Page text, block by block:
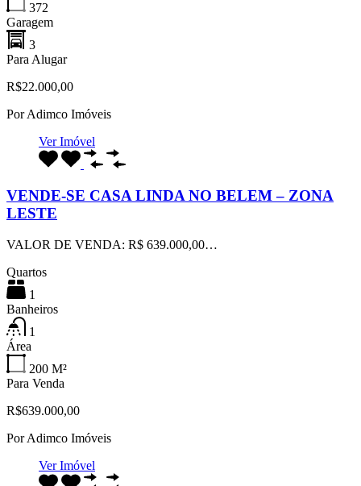
372
Garagem
3
Para Alugar
R$22.000,00
PorAdimco Imóveis
Ver Imóvel
VENDE-SE CASA LINDA NO BELEM – ZONA
LESTE
VALOR DE VENDA: R$ 639.000,00…
Quartos
1
Banheiros
1
Área
200 M²
Para Venda
R$639.000,00
PorAdimco Imóveis
Ver Imóvel